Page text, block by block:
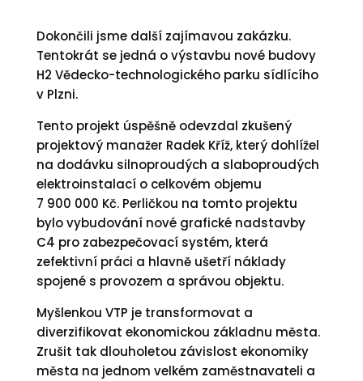
Dokončili jsme další zajímavou zakázku.
Tentokrát se jedná o výstavbu nové budovy
H2 Vědecko-technologického parku sídlícího
v Plzni.
Tento projekt úspěšně odevzdal zkušený
projektový manažer Radek Kříž, který dohlížel
na dodávku silnoproudých a slaboproudých
elektroinstalací o celkovém objemu
7 900 000 Kč. Perličkou na tomto projektu
bylo vybudování nové grafické nadstavby
C4 pro zabezpečovací systém, která
zefektivní práci a hlavně ušetří náklady
spojené s provozem a správou objektu.
Myšlenkou VTP je transformovat a
diverzifikovat ekonomickou základnu města.
Zrušit tak dlouholetou závislost ekonomiky
města na jednom velkém zaměstnavateli a